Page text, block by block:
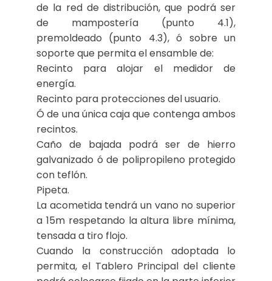
de la red de distribución, que podrá ser
de mampostería (punto 4.1),
premoldeado (punto 4.3), ó sobre un
soporte que permita el ensamble de:
Recinto para alojar el medidor de
energía.
Recinto para protecciones del usuario.
Ó de una única caja que contenga ambos
recintos.
Caño de bajada podrá ser de hierro
galvanizado ó de polipropileno protegido
con teflón.
Pipeta.
La acometida tendrá un vano no superior
a 15m respetando la altura libre mínima,
tensada a tiro flojo.
Cuando la construcción adoptada lo
permita, el Tablero Principal del cliente